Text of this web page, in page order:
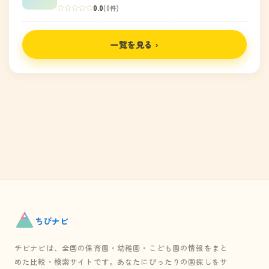
0.0(0件)
一覧を見る ›
ちびナビ
チビナビは、全国の保育園・幼稚園・こども園の情報をまと
めた比較・検索サイトです。あなたにぴったりの園探しをサ